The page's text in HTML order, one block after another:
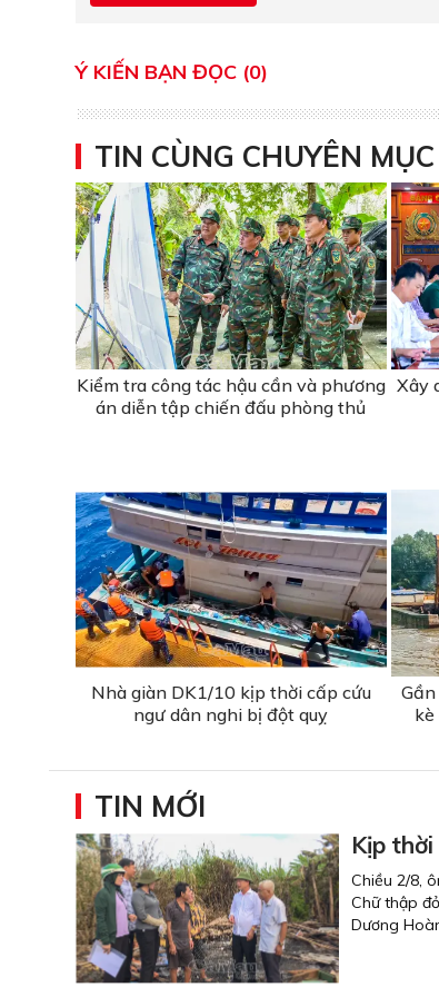
Ý KIẾN BẠN ĐỌC (0)
TIN CÙNG CHUYÊN MỤC
Kiểm tra công tác hậu cần và phương
án diễn tập chiến đấu phòng thủ
Xây
Nhà giàn DK1/10 kịp thời cấp cứu
ngư dân nghi bị đột quỵ
TIN MỚI
Kịp
Chiều 2/8,
Chữ thập
Dương